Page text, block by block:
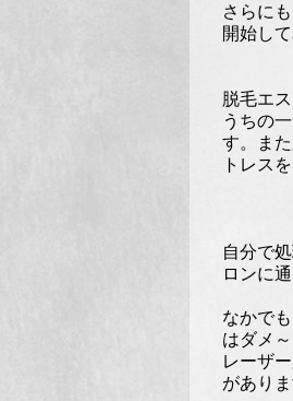
さらに
開始し
脱毛エ
うちの
す。ま
トレス
自分で
ロンに
なかで
はダメ
レーザ
がありま